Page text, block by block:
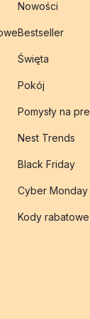
Nowości
Bestseller
Święta
Pokój
Pomysły na
Nest Trends
Black Friday
Cyber Monday
Kody rabatowe